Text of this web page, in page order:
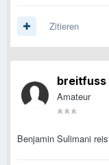
Zitieren
breitfuss
Amateur
Benjamin Sulimani